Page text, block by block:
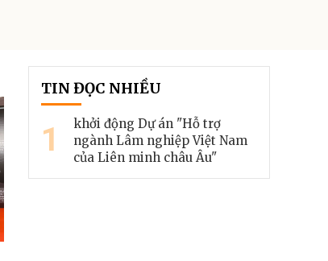
TIN ĐỌC NHIỀU
1
khởi động Dự án "Hỗ trợ
ngành Lâm nghiệp Việt Nam
của Liên minh châu Âu"